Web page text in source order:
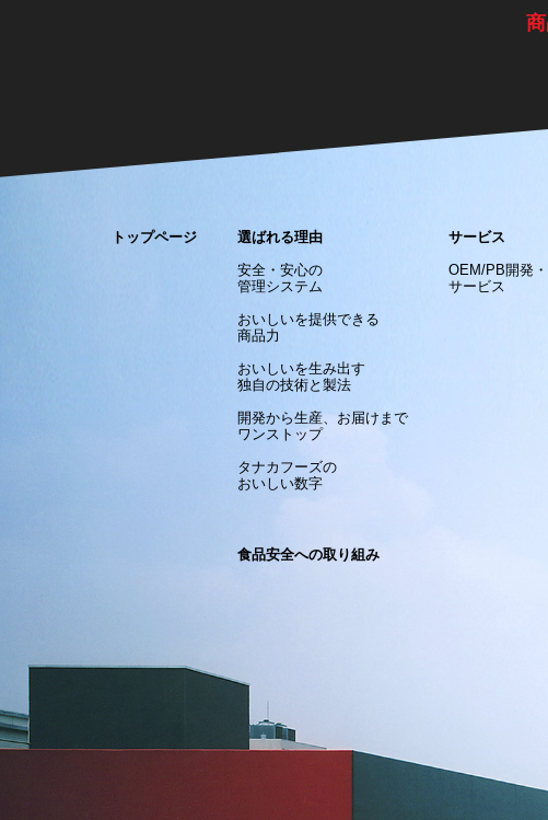
トップページ
選ばれる理由
安全・安心の
管理システム
おいしいを提供できる
商品力
おいしいを生み出す
独自の技術と製法
開発から生産、お届けまで
ワンストップ
タナカフーズの
おいしい数字
食品安全への取り組み
サービス
OEM/PB開発
サービス